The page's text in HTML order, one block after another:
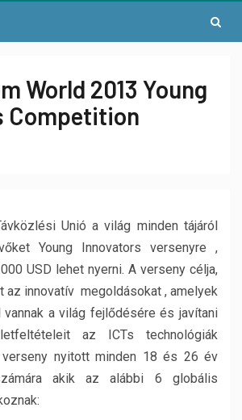
World 2013 Young
Competition
Unió a világ minden tájáról
Young Innovators versenyre ,
USD lehet nyerni. A verseny célja,
az innovatív megoldásokat , amelyek
vannak a világ fejlődésére és javítani
az ICTs technológiák
nyitott minden 18 és 26 év
akik az alábbi 6 globális